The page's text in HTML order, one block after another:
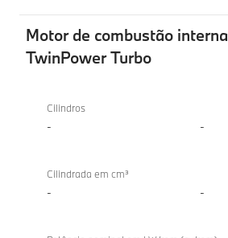
Motor de combustão interna
TwinPower Turbo
combustão
Turbo
iX2
xDrive30
Cilindros
- -
Cilindrada em cm³
- -